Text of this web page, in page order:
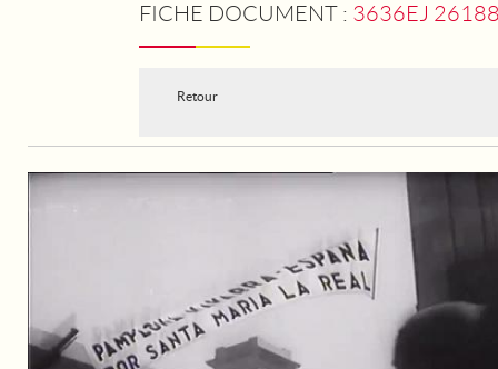
FICHE DOCUMENT : 3636EJ 26188
Retour